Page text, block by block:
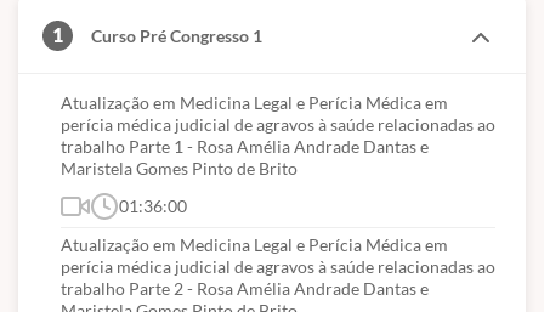
1 Curso Pré Congresso 1
Atualização em Medicina Legal e Perícia Médica em
perícia médica judicial de agravos à saúde relacionadas ao
trabalho Parte 1 - Rosa Amélia Andrade Dantas e
Maristela Gomes Pinto de Brito
01:36:00
Atualização em Medicina Legal e Perícia Médica em
perícia médica judicial de agravos à saúde relacionadas ao
trabalho Parte 2 - Rosa Amélia Andrade Dantas e